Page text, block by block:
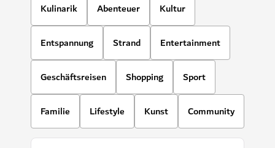
Kulinarik Abenteuer Kultur
Entspannung Strand Entertainment
Geschäftsreisen Shopping Sport
Familie Lifestyle Kunst Community